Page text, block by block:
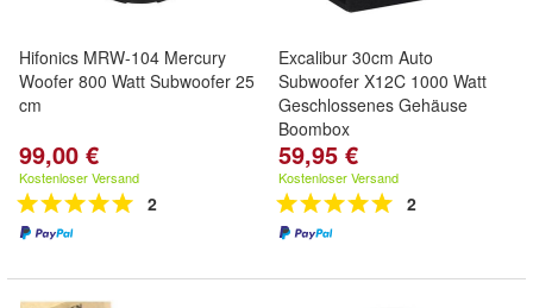
Hifonics MRW-104 Mercury
Woofer 800 Watt Subwoofer 25
cm
99,00 €
Kostenloser Versand
2
Excalibur 30cm Auto
Subwoofer X12C 1000 Watt
Geschlossenes Gehäuse
Boombox
59,95 €
Kostenloser Versand
2